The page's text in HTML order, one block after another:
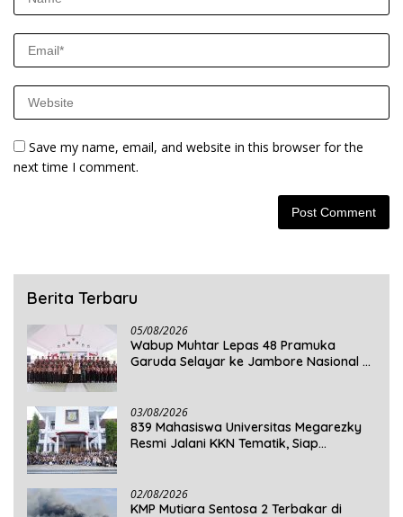
Save my name, email, and website in this browser for the
next time I comment.
Berita Terbaru
05/08/2026
Wabup Muhtar Lepas 48 Pramuka
Garuda Selayar ke Jambore Nasional XII
03/08/2026
839 Mahasiswa Universitas Megarezky
Resmi Jalani KKN Tematik, Siap
02/08/2026
KMP Mutiara Sentosa 2 Terbakar di